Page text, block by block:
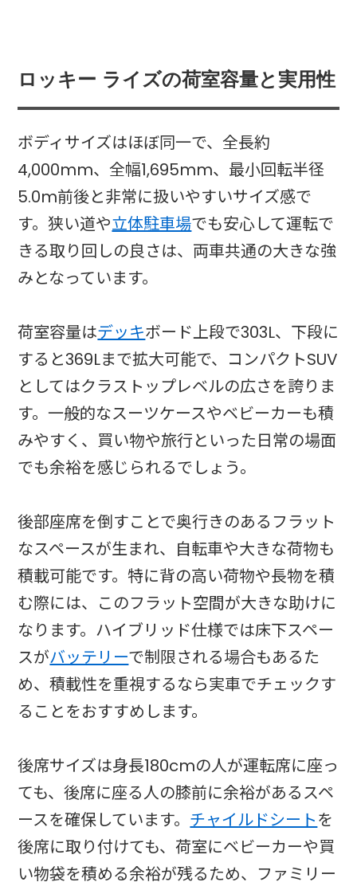
ロッキー ライズの荷室容量と実用性
ボディサイズはほぼ同一で、全長約
4,000mm、全幅1,695mm、最小回転半径
5.0m前後と非常に扱いやすいサイズ感で
す。狭い道や立体駐車場でも安心して運転で
きる取り回しの良さは、両車共通の大きな強
みとなっています。
荷室容量はデッキボード上段で303L、下段に
すると369Lまで拡大可能で、コンパクトSUV
としてはクラストップレベルの広さを誇りま
す。一般的なスーツケースやベビーカーも積
みやすく、買い物や旅行といった日常の場面
でも余裕を感じられるでしょう。
後部座席を倒すことで奥行きのあるフラット
なスペースが生まれ、自転車や大きな荷物も
積載可能です。特に背の高い荷物や長物を積
む際には、このフラット空間が大きな助けに
なります。ハイブリッド仕様では床下スペー
スがバッテリーで制限される場合もあるた
め、積載性を重視するなら実車でチェックす
ることをおすすめします。
後席サイズは身長180cmの人が運転席に座っ
ても、後席に座る人の膝前に余裕があるスペ
ースを確保しています。 チャイルドシートを
後席に取り付けても、荷室にベビーカーや買
い物袋を積める余裕が残るため、ファミリー